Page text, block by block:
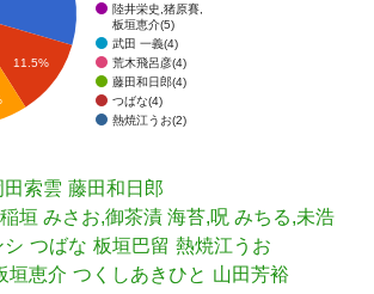
陸井栄史,猪原賽,
板垣恵介(5)
武田 一義(4)
荒木飛呂彦(4)
藤田和日郎(4)
つばな(4)
熱焼江うお(2)
11.5%
田索雲 藤田和日郎
垣 みさお,御茶漬 海苔,呪 みちる,未浩
シ つばな 板垣巴留 熱焼江うお
垣恵介 つくしあきひと 山田芳裕